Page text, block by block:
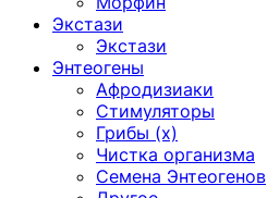
Экстази
Экстази
Энтеогены
Афродизиаки
Стимуляторы
Грибы (х)
Чистка организма
Семена Энтеогенов